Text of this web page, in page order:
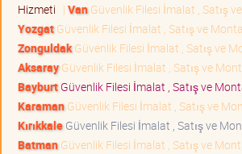
Hizmeti | VanGüvenlik Filesi İmalat , Satış
YozgatGüvenlik Filesi İmalat , Satış ve
ZonguldakGüvenlik Filesi İmalat , Satış ve
AksarayGüvenlik Filesi İmalat , Satış ve
BayburtGüvenlik Filesi İmalat , Satış ve
KaramanGüvenlik Filesi İmalat , Satış ve
KırıkkaleGüvenlik Filesi İmalat , Satış ve
BatmanGüvenlik Filesi İmalat , Satış ve